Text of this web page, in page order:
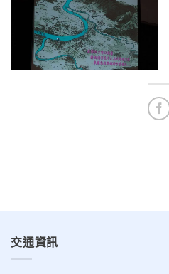
交通資訊